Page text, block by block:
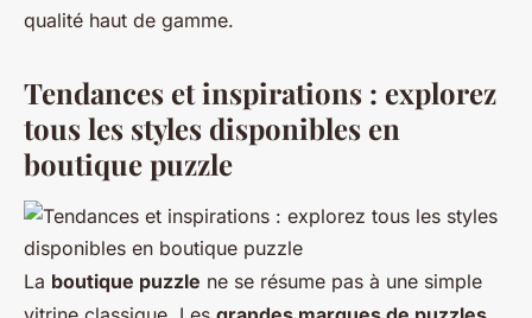
qualité haut de gamme.
Tendances et inspirations : explorez
tous les styles disponibles en
boutique puzzle
La boutique puzzle ne se résume pas à une simple